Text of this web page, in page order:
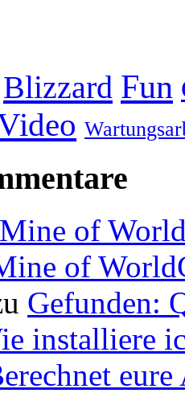
Blizzard Fun
Mine of
of
Gefunden:
installiere